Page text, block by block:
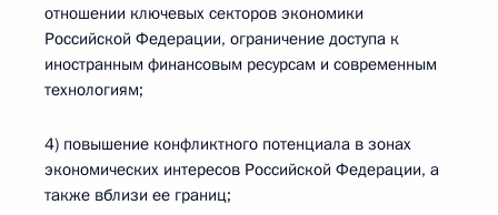
отношении ключевых секторов экономики
Российской Федерации, ограничение доступа к
иностранным финансовым ресурсам и современным
технологиям;
4) повышение конфликтного потенциала в зонах
экономических интересов Российской Федерации, а
также вблизи ее границ;